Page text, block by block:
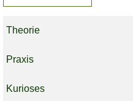
Theorie
Praxis
Kurioses